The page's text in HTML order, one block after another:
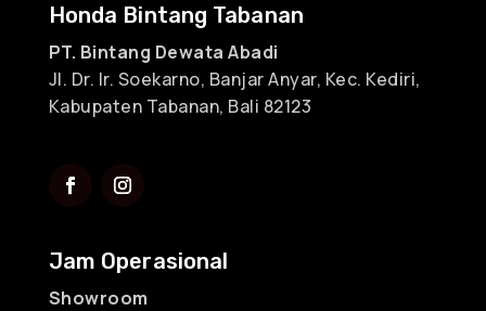
Honda Bintang Tabanan
PT. Bintang Dewata Abadi
Jl. Dr. Ir. Soekarno, Banjar Anyar, Kec. Kediri,
Kabupaten Tabanan, Bali 82123
Jam Operasional
Showroom